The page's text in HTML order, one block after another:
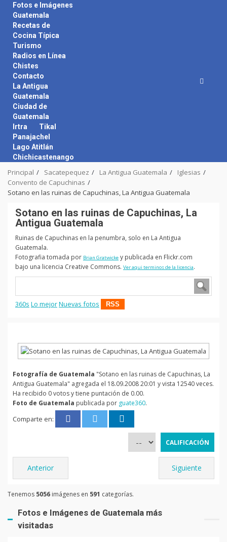
content
Fotos e Imágenes
Guatemala
Recetas de
Cocina Típica
Turismo
Radios en Línea
Chistes
Contacto
La Antigua
Guatemala
Ciudad de
Guatemala
Irtra
Tikal
Panajachel
Lago Atitlán
Chichicastenango
Principal Sacatepequez La Antigua Guatemala
Iglesias
Convento de Capuchinas
Sotano en las ruinas de Capuchinas, La Antigua Guatemala
Sotano en las ruinas de Capuchinas, La
Antigua Guatemala
Ruinas de Capuchinas en la penumbra, solo en La Antigua
Guatemala.
Fotografia tomada por Brian Gratwicke y publicada en Flickr.com
bajo una licencia Creative Commons. Ver aqui terminos de la licencia.
360s Lo mejorNuevas fotos RSS
Fotografía de Guatemala "Sotano en las ruinas de Capuchinas, La
Antigua Guatemala" agregada el 18.09.2008 20:01 y vista 12540 veces.
Ha recibido 0 votos y tiene puntación de 0.00.
Foto de Guatemala publicada por guate360.
Comparte en:
Anterior Siguiente
Tenemos 5056 imágenes en 591 categorías.
Fotos e Imágenes de Guatemala más
visitadas